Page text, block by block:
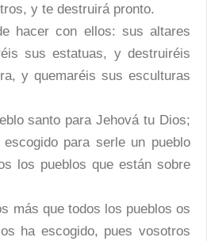
y te destruirá pronto.
hacer con ellos: sus altares
sus estatuas, y destruiréis
y quemaréis sus esculturas
santo para Jehová tu Dios;
para serle un pueblo
los pueblos que están sobre
más que todos los pueblos os
ha escogido, pues vosotros